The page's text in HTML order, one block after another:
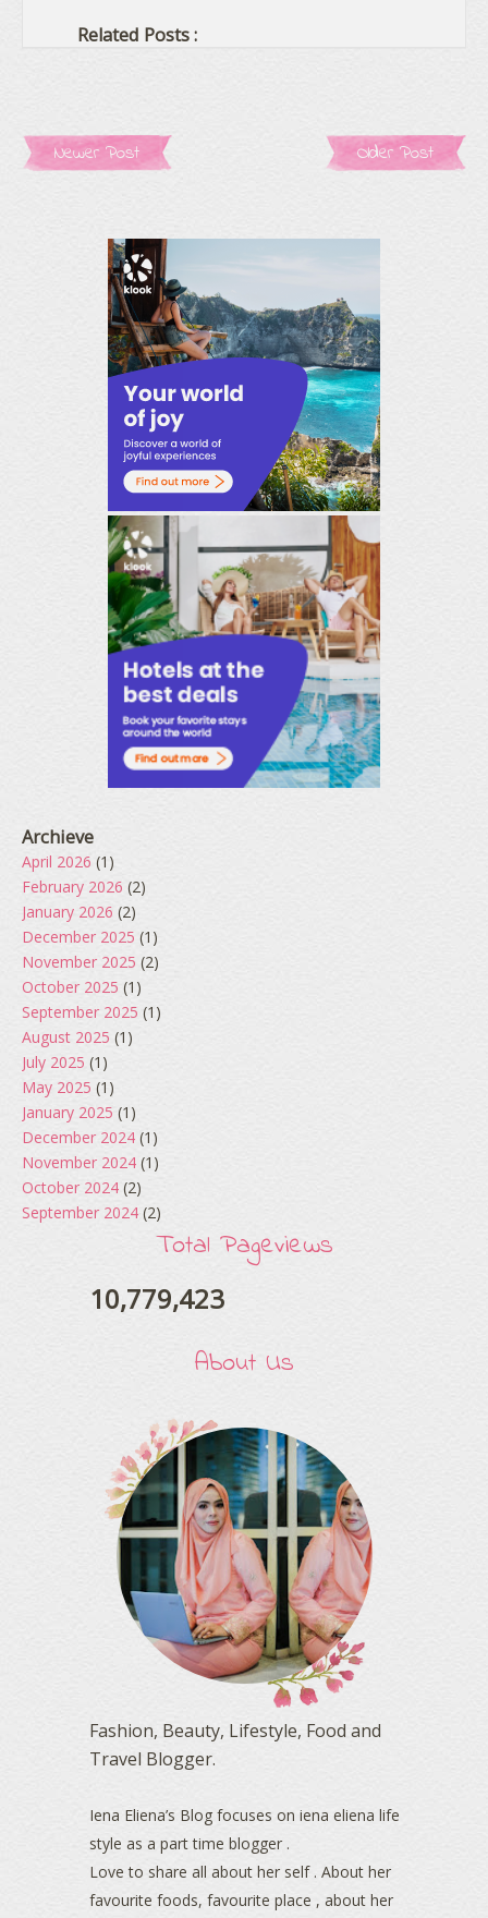
Related Posts :
Newer Post Older Post
Archieve
April 2026 (1)
February 2026 (2)
January 2026 (2)
December 2025 (1)
November 2025 (2)
October 2025 (1)
September 2025 (1)
August 2025 (1)
July 2025 (1)
May 2025 (1)
January 2025 (1)
December 2024 (1)
November 2024 (1)
October 2024 (2)
September 2024 (2)
(5)
(3)
(1)
(1)
(5)
(6)
(1)
August 2022(2)
(2)
May 2022(2)
April 2022(3)
March 2022(1)
December 2021
Total Pageviews
10,779,423
About Us
Fashion, Beauty, Lifestyle, Food and
Travel Blogger.
Iena Eliena’s Blog focuses on iena eliena life
style as a part time blogger .
Love to share all about her self . About her
favourite foods, favourite place , about her